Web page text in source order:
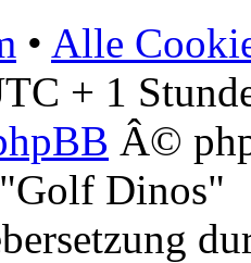
• Alle
+ 1
Â©
Dinos"